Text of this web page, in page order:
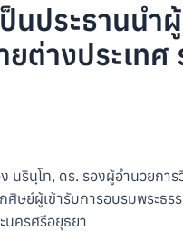
นประธานน
ต่างประเท
รินฺโท, ดร. รองผู้อำนวยกา
ษย์ผู้เข้ารับการอบรมพระ
ครศรีอยุธยา